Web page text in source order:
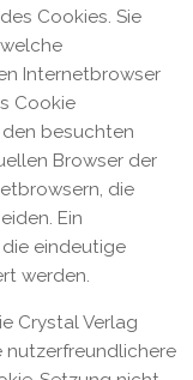
Cookies. Sie
Internetbrowser
Cookie
besuchten
Browser der
die
Ein
eindeutige
werden.
Crystal Verlag
nutzerfreundlichere